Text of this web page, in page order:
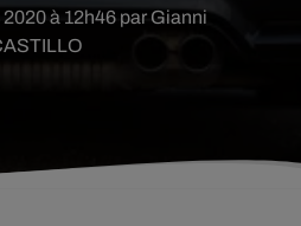
à 12h46 par Gianni